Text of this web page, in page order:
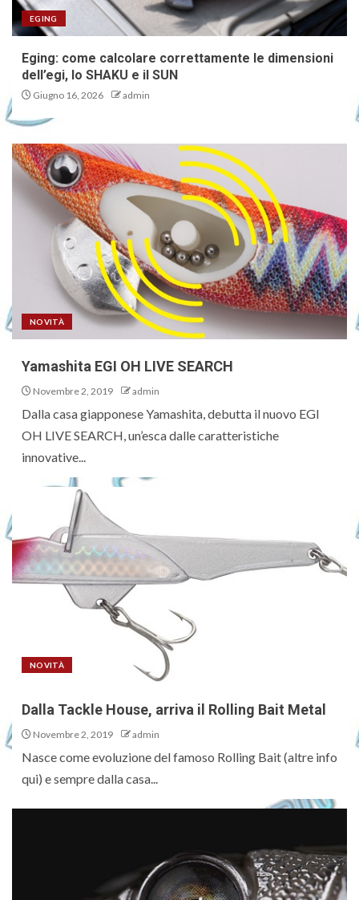
EGING
Eging: come calcolare correttamente le dimensioni
dell’egi, lo SHAKU e il SUN
Giugno 16, 2026 admin
NOVITÀ
Yamashita EGI OH LIVE SEARCH
Novembre 2, 2019 admin
Dalla casa giapponese Yamashita, debutta il nuovo EGI
OH LIVE SEARCH, un’esca dalle caratteristiche
innovative...
NOVITÀ
Dalla Tackle House, arriva il Rolling Bait Metal
Novembre 2, 2019 admin
Nasce come evoluzione del famoso Rolling Bait (altre info
qui) e sempre dalla casa...